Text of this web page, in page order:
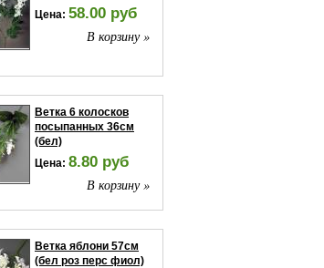
Цена: 58.00 руб
В корзину »
Ветка 6 колосков
посыпанных 36см
(бел)
Цена: 8.80 руб
В корзину »
Ветка яблони 57см
(бел роз перс фиол)